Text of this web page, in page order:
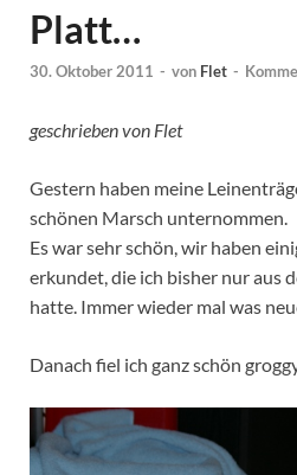
Platt…
30. Oktober 2011 - von Flet -
geschrieben von Flet
Gestern haben meine
schönen Marsch unternommen.
Es war sehr schön, wir haben
erkundet, die ich bisher nur aus
hatte. Immer wieder mal was
Danach fiel ich ganz schön